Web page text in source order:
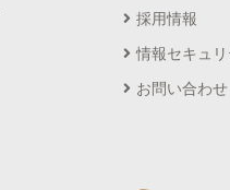
採用情報
情報セキュ
お問い合わせ